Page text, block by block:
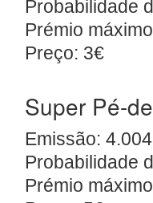
Probabilidade
Prémio
Preço: 3€
Super Pé-
Emissão:
Probabilidade
Prémio